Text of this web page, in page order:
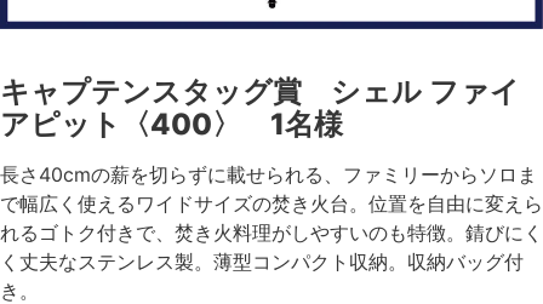
キャプテンスタッグ賞 シェル ファイ
アピット〈400〉 1名様
長さ40cmの薪を切らずに載せられる、ファミリーからソロま
で幅広く使えるワイドサイズの焚き火台。位置を自由に変えら
れるゴトク付きで、焚き火料理がしやすいのも特徴。錆びにく
く丈夫なステンレス製。薄型コンパクト収納。収納バッグ付
き。